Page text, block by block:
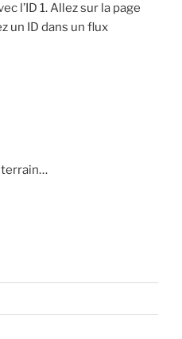
l’ID 1. Allez sur la page
un ID dans un flux
terrain…